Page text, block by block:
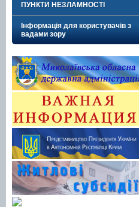
ПУНКТИ НЕЗЛАМНОСТІ
Інформація для користувачів з
вадами зору